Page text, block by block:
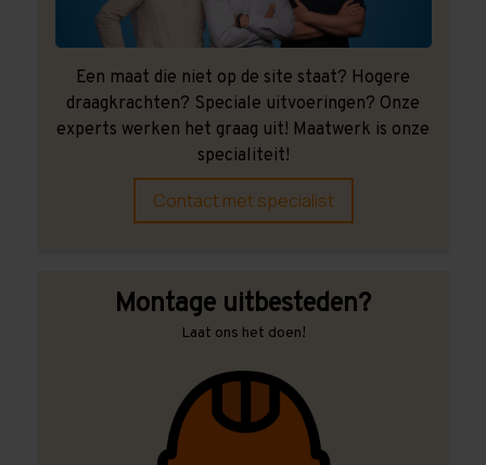
Een maat die niet op de site staat? Hogere
draagkrachten? Speciale uitvoeringen? Onze
experts werken het graag uit! Maatwerk is onze
specialiteit!
Contact met specialist
Montage uitbesteden?
Laat ons het doen!